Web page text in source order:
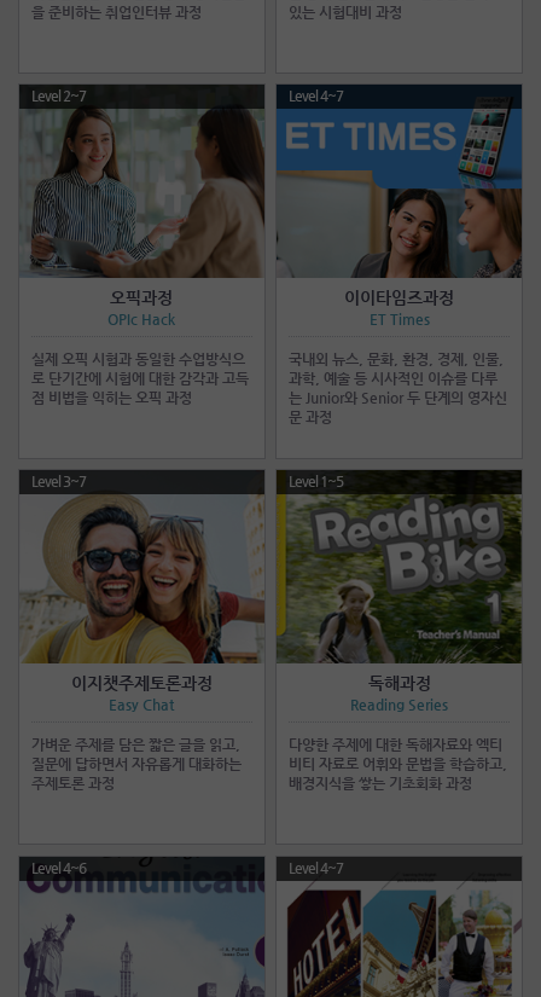
을 준비하는 취업인터뷰 과정
있는 시험대비 과정
Level 2~7
오픽과정
OPIc Hack
실제 오픽 시험과 동일한 수업방식으
로 단기간에 시험에 대한 감각과 고득
점 비법을 익히는 오픽 과정
Level 4~7
이이타임즈과정
ET Times
국내외 뉴스, 문화, 환경, 경제, 인물,
과학, 예술 등 시사적인 이슈를 다루
는 Junior와 Senior 두 단계의 영자신
문 과정
Level 3~7
이지챗주제토론과정
Easy Chat
가벼운 주제를 담은 짧은 글을 읽고,
질문에 답하면서 자유롭게 대화하는
주제토론 과정
Level 1~5
독해과정
Reading Series
다양한 주제에 대한 독해자료와 엑티
비티 자료로 어휘와 문법을 학습하고,
배경지식을 쌓는 기초회화 과정
Level 4~6 Level 4~7